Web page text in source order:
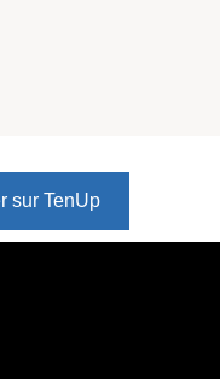
sur TenUp